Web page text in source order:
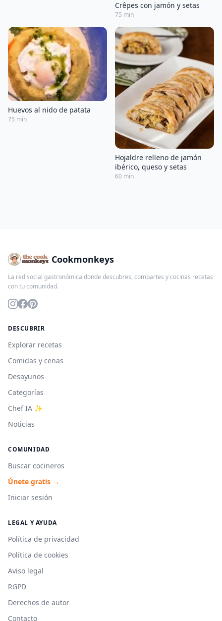
Crêpes con jamón y setas
75 min
Huevos al nido de patata
75 min
Hojaldre relleno de jamón
ibérico, queso y setas
60 min
Cookmonkeys
La red social gastronómica donde descubres, compartes y cocinas recetas
con tu comunidad.
DESCUBRIR
Explorar recetas
Comidas y cenas
Desayunos
Categorías
Chef IA ✨
Noticias
COMUNIDAD
Buscar cocineros
Únete gratis →
Iniciar sesión
LEGAL Y AYUDA
Política de privacidad
Política de cookies
Aviso legal
RGPD
Derechos de autor
Contacto